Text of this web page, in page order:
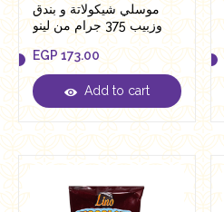
موسلي شيكولاتة و بندق
وزبيب 375 جرام من لينو
EGP 173.00
EGP 173.00
Add to cart